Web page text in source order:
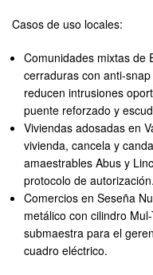
Casos de uso locales:
Comunidades mixtas de
cerraduras con anti-
reducen intrusiones
puente reforzado y
Viviendas adosadas en
vivienda, cancela y
amaestrables Abus y
protocolo de autorización.
Comercios en Seseña
metálico con cilindro
submaestra para el
cuadro eléctrico.